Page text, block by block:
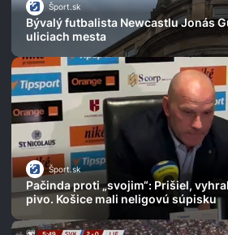
Šport.sk
Bývalý futbalista Newcastlu Jonás
uliciach mesta
Šport.sk
Pačinda proti „svojim“: Prišiel,
pivo. Košice mali neligovú súpisku